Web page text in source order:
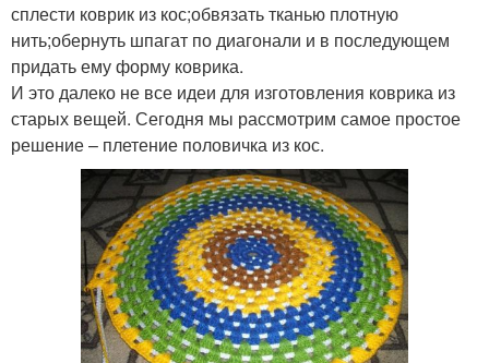
Коврики из тряпок
Коврики из лоскутов Коврик из шпагата
сплести коврик из кос;обвязать тканью плотную
нить;обернуть шпагат по диагонали и в последующем
придать ему форму коврика.
И это далеко не все идеи для изготовления коврика из
старых вещей. Сегодня мы рассмотрим самое простое
решение – плетение половичка из кос.